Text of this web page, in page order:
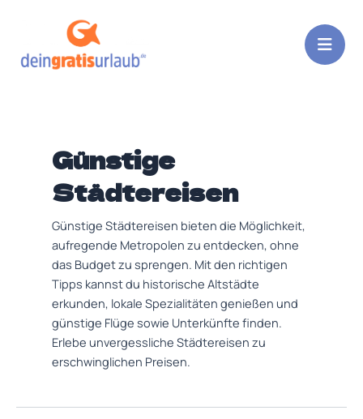
Günstige
Städtereisen
Günstige Städtereisen bieten die Möglichkeit,
aufregende Metropolen zu entdecken, ohne
das Budget zu sprengen. Mit den richtigen
Tipps kannst du historische Altstädte
erkunden, lokale Spezialitäten genießen und
günstige Flüge sowie Unterkünfte finden.
Erlebe unvergessliche Städtereisen zu
erschwinglichen Preisen.